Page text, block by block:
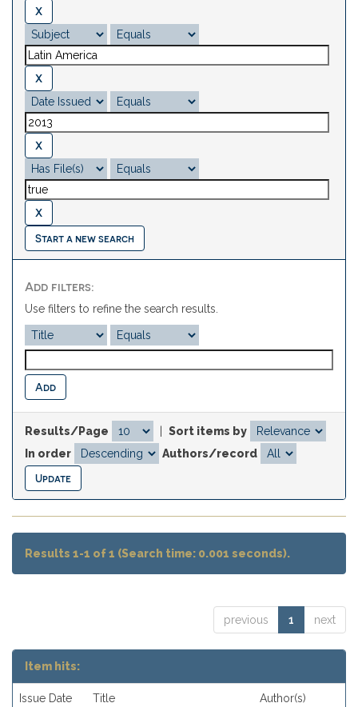
Start a new search
Add filters:
Use filters to refine the search results.
Results/Page
Sort items by
In order
Authors/record
Results 1-1 of 1 (Search time: 0.001 seconds).
previous 1 next
Item hits:
Issue Date Title Author(s)